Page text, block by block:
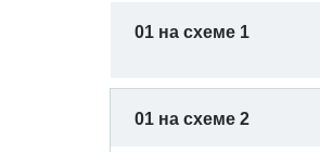
01 на схеме 1
01 на схеме 2